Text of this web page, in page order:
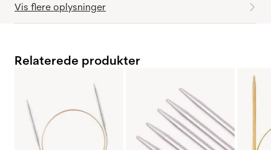
Vis flere oplysninger
Relaterede produkter